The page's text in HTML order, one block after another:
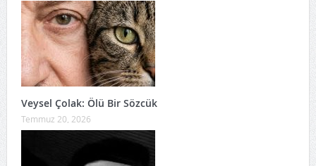
Veysel Çolak: Ölü Bir Sözcük
Temmuz 20, 2026